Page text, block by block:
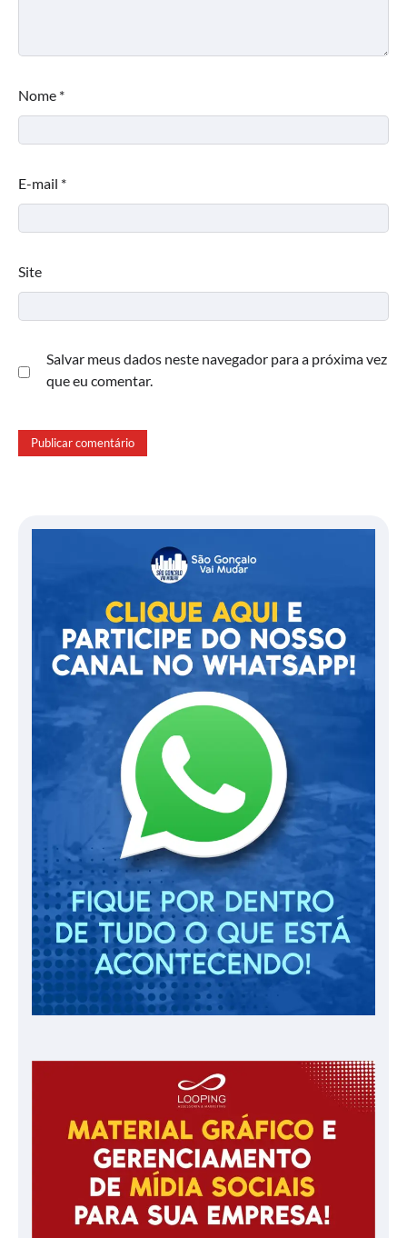
Nome *
E-mail *
Site
Salvar meus dados neste navegador para a próxima vez
que eu comentar.